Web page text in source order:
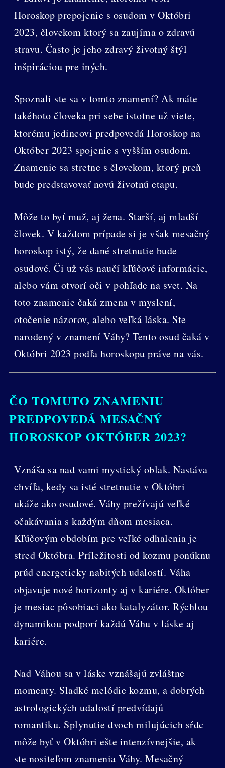
Horoskop prepojenie s osudom v Októbri
2023, človekom ktorý sa zaujíma o zdravú
stravu. Často je jeho zdravý životný štýl
inšpiráciou pre iných.
Spoznali ste sa v tomto znamení? Ak máte
takéhoto človeka pri sebe istotne už viete,
ktorému jedincovi predpovedá Horoskop na
Október 2023 spojenie s vyšším osudom.
Znamenie sa stretne s človekom, ktorý preň
bude predstavovať novú životnú etapu.
Môže to byť muž, aj žena. Starší, aj mladší
človek. V každom prípade si je však mesačný
horoskop istý, že dané stretnutie bude
osudové. Či už vás naučí kľúčové informácie,
alebo vám otvorí oči v pohľade na svet. Na
toto znamenie čaká zmena v myslení,
otočenie názorov, alebo veľká láska. Ste
narodený v znamení Váhy? Tento osud čaká v
Októbri 2023 podľa horoskopu práve na vás.
ČO TOMUTO ZNAMENIU
PREDPOVEDÁ MESAČNÝ
HOROSKOP OKTÓBER 2023?
Vznáša sa nad vami mystický oblak. Nastáva
chvíľa, kedy sa isté stretnutie v Októbri
ukáže ako osudové. Váhy prežívajú veľké
očakávania s každým dňom mesiaca.
Kľúčovým obdobím pre veľké odhalenia je
stred Októbra. Príležitosti od kozmu ponúknu
prúd energeticky nabitých udalostí. Váha
objavuje nové horizonty aj v kariére. Október
je mesiac pôsobiaci ako katalyzátor. Rýchlou
dynamikou podporí každú Váhu v láske aj
kariére.
Nad Váhou sa v láske vznášajú zvláštne
momenty. Sladké melódie kozmu, a dobrých
astrologických udalostí predvídajú
romantiku. Splynutie dvoch milujúcich sŕdc
môže byť v Októbri ešte intenzívnejšie, ak
ste nositeľom znamenia Váhy. Mesačný